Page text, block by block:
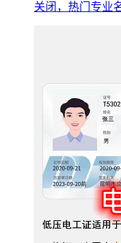
关闭，热门专业